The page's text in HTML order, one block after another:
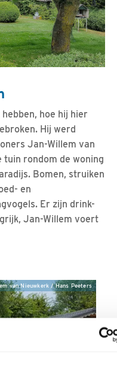
hoe hij hier
Hij werd
Jan-Willem van
tuin rondom de woning
Bomen, struiken
en
Er zijn drink-
Jan-Willem voert
van Nieuwkerk / Hans Peeters